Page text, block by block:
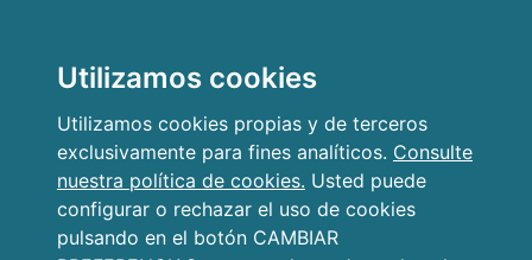
Utilizamos cookies
Utilizamos cookies propias y de terceros
exclusivamente para fines analíticos. Consulte
nuestra política de cookies. Usted puede
configurar o rechazar el uso de cookies
pulsando en el botón CAMBIAR